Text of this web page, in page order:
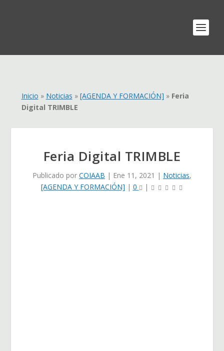
Inicio » Noticias » [AGENDA Y FORMACIÓN] » Feria
Digital TRIMBLE
Feria Digital TRIMBLE
Publicado por COIAAB | Ene 11, 2021 | Noticias,
[AGENDA Y FORMACIÓN] | 0 |